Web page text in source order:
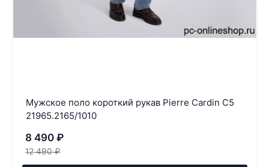
Мужское поло короткий рукав Pierre Cardin C5
21965.2165/1010
8 490 ₽
12 490 ₽